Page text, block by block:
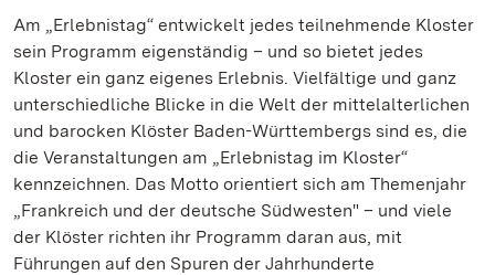
Am „Erlebnistag“ entwickelt jedes teilnehmende Kloster
sein Programm eigenständig – und so bietet jedes
Kloster ein ganz eigenes Erlebnis. Vielfältige und ganz
unterschiedliche Blicke in die Welt der mittelalterlichen
und barocken Klöster Baden-Württembergs sind es, die
die Veranstaltungen am „Erlebnistag im Kloster“
kennzeichnen. Das Motto orientiert sich am Themenjahr
„Frankreich und der deutsche Südwesten" – und viele
der Klöster richten ihr Programm daran aus, mit
Führungen auf den Spuren der Jahrhunderte